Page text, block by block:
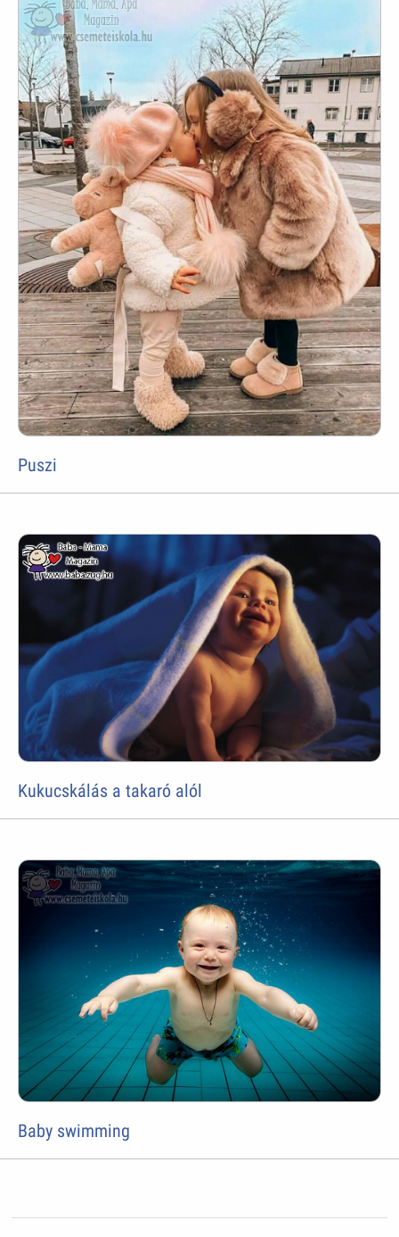
Puszi
Kukucskálás a takaró alól
Baby swimming